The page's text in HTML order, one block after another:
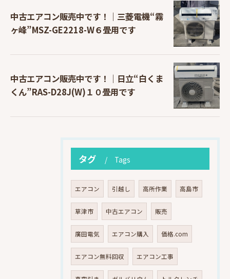
中古エアコン販売中です！｜三菱電機“霧
ヶ峰”MSZ-GE2218-W６畳用です
中古エアコン販売中です！｜日立“白くま
くん”RAS-D28J(W)１０畳用です
タグ Tags
エアコン 引越し 高所作業 高島市
草津市 中古エアコン 販売
廣田電気 エアコン購入 価格.com
エアコン無料回収 エアコン工事